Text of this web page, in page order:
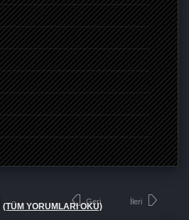
(TÜM YORUMLARI OKU)
Geri İleri